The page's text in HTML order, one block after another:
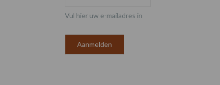
Vul hier uw e-mailadres in